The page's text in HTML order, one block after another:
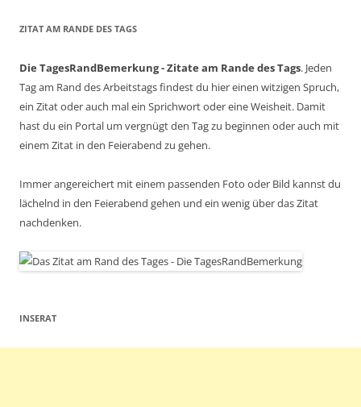
ZITAT AM RANDE DES TAGS
Die TagesRandBemerkung - Zitate am Rande des Tags. Jeden
Tag am Rand des Arbeitstags findest du hier einen witzigen Spruch,
ein Zitat oder auch mal ein Sprichwort oder eine Weisheit. Damit
hast du ein Portal um vergnügt den Tag zu beginnen oder auch mit
einem Zitat in den Feierabend zu gehen.
Immer angereichert mit einem passenden Foto oder Bild kannst du
lächelnd in den Feierabend gehen und ein wenig über das Zitat
nachdenken.
INSERAT